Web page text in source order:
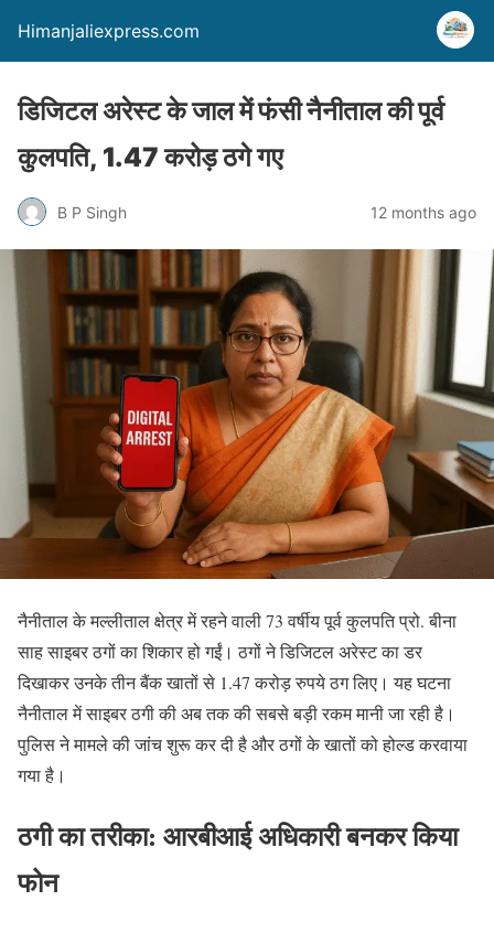
Himanjaliexpress.com
डिजिटल अरेस्ट के जाल में फंसी नैनीताल की पूर्व
कुलपति, 1.47 करोड़ ठगे गए
B P Singh 12 months ago
नैनीताल के मल्लीताल क्षेत्र में रहने वाली 73 वर्षीय पूर्व कुलपति प्रो. बीना
साह साइबर ठगों का शिकार हो गईं। ठगों ने डिजिटल अरेस्ट का डर
दिखाकर उनके तीन बैंक खातों से 1.47 करोड़ रुपये ठग लिए। यह घटना
नैनीताल में साइबर ठगी की अब तक की सबसे बड़ी रकम मानी जा रही है।
पुलिस ने मामले की जांच शुरू कर दी है और ठगों के खातों को होल्ड करवाया
गया है।
ठगी का तरीका: आरबीआई अधिकारी बनकर किया
फोन